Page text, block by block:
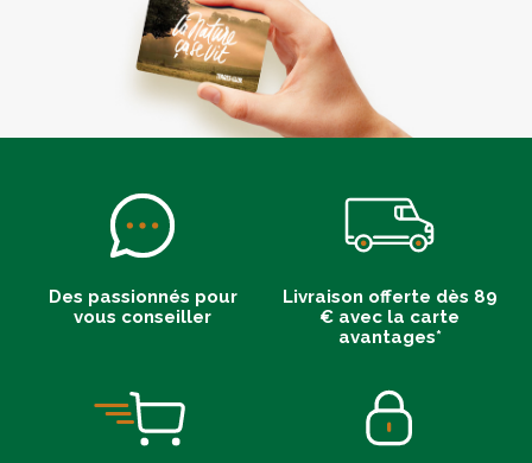
Des passionnés pour
vous conseiller
Livraison offerte dès 89
€ avec la carte
avantages*